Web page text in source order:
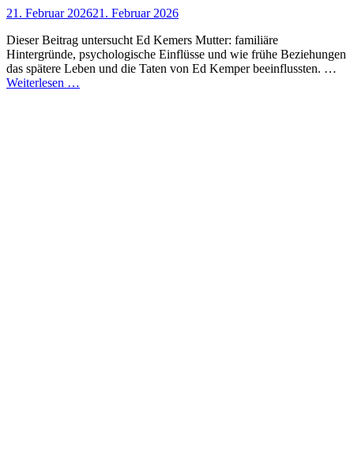
Posted
21. Februar 202621. Februar 2026
Dieser Beitrag untersucht Ed Kemers Mutter: familiäre
Hintergründe, psychologische Einflüsse und wie frühe Beziehungen
das spätere Leben und die Taten von Ed Kemper beeinflussten. …
Weiterlesen …